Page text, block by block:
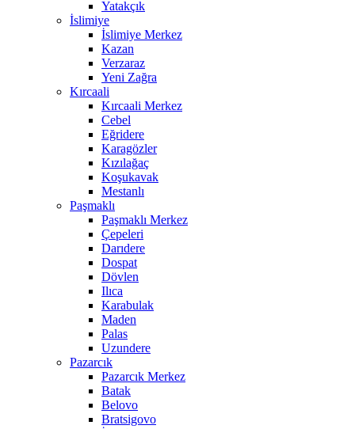
Yatakçık
İslimiye
İslimiye Merkez
Kazan
Verzaraz
Yeni Zağra
Kırcaali
Kırcaali Merkez
Cebel
Eğridere
Karagözler
Kızılağaç
Koşukavak
Mestanlı
Paşmaklı
Paşmaklı Merkez
Çepeleri
Darıdere
Dospat
Dövlen
Ilıca
Karabulak
Maden
Palas
Uzundere
Pazarcık
Pazarcık Merkez
Batak
Belovo
Bratsigovo